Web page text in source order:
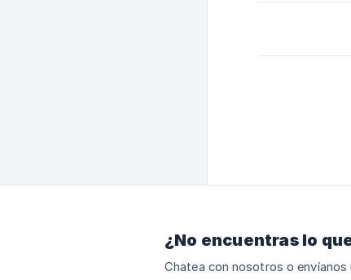
¿No encuentras lo
Chatea con nosotros o envíanos